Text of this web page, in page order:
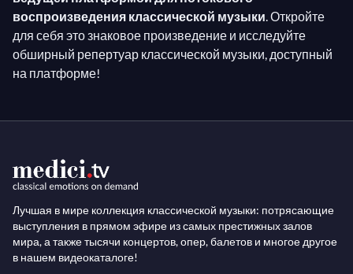
воспроизведения классической музыки. Откройте
для себя это знаковое произведение и исследуйте
обширный репертуар классической музыки, доступный
на платформе!
Лучшая в мире коллекция классической музыки: потрясающие
выступления в прямом эфире из самых престижных залов
мира, а также тысячи концертов, опер, балетов и многое другое
в нашем видеокаталоге!